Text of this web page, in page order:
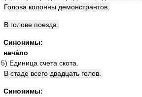
Голова колонны демонстрантов
В голове поезда
Синонимы:
нача́ло
5) Единица счета скота
В стаде всего двадцать голов
Синонимы: